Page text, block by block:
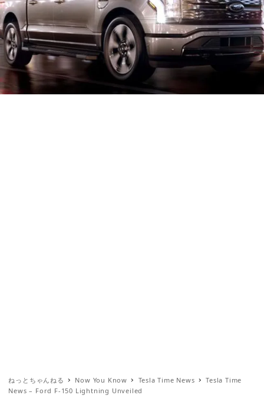
ねっとちゃんねる Now You Know Tesla Time News
Tesla Time
News – Ford F-150 Lightning Unveiled